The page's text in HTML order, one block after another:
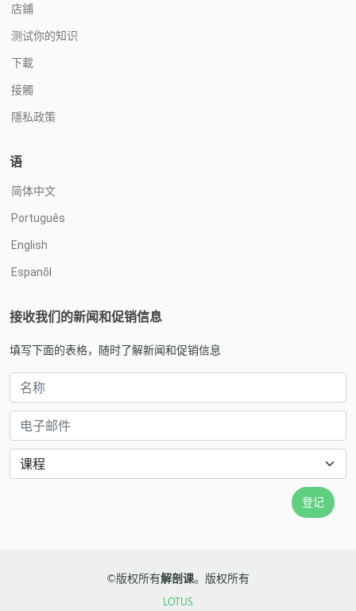
店鋪
测试你的知识
下載
接觸
隱私政策
语
简体中文
Português
English
Espanõl
接收我们的新闻和促销信息
填写下面的表格，随时了解新闻和促销信息
©版权所有解剖课。版权所有
LOTUS